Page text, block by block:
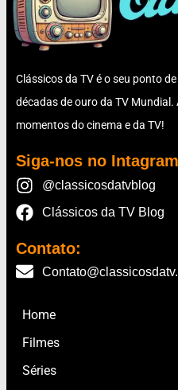
Clássicos da TV é o seu ponto
décadas de ouro da TV Mundial.
momentos do cinema e da TV!
Siga-nos no
@classicosdatvblog
Clássicos da TV Blog
Contato:
Home
Filmes
Séries